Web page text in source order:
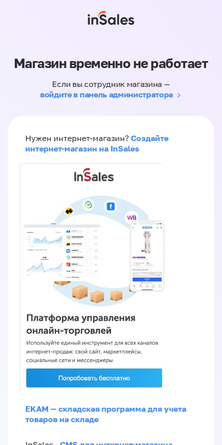
Магазин временно не работает
Если вы сотрудник магазина —
войдите в панель администратора
Нужен интернет-магазин? Создайте
интернет-магазин на InSales
EKAM — складская программа для учета
товаров на складе